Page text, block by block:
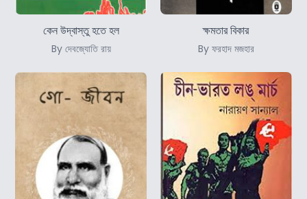
কেন উদ্বাস্তু হতে হল
By দেবজ্যোতি রায়
ক্ষমতার বিকার
By ফরহাদ মজহার